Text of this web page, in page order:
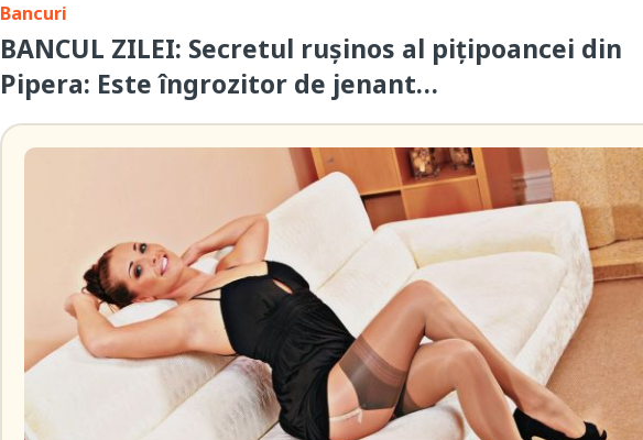
Bancuri
BANCUL ZILEI: Secretul rușinos al pițipoancei din
Pipera: Este îngrozitor de jenant…